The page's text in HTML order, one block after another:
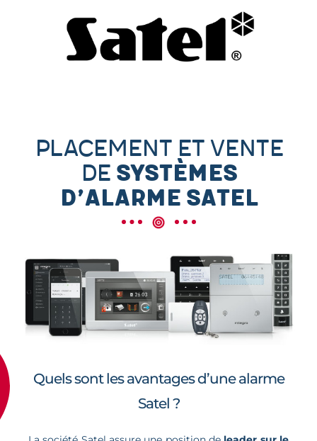
Placement et vente
de systèmes
d’alarme Satel
Quels sont les avantages d’une alarme
Satel ?